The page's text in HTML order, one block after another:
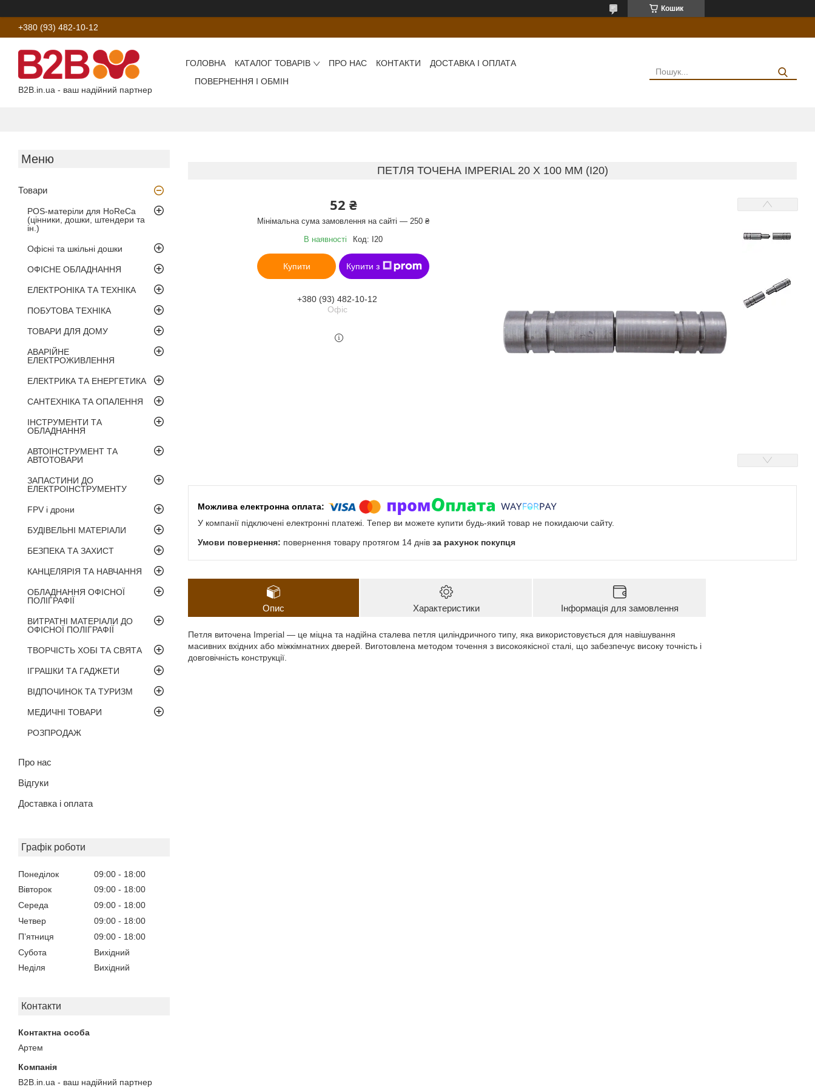
Кошик
+380 (93) 482-10-12
B2B.in.ua - ваш надійний партнер
ГОЛОВНА КАТАЛОГ ТОВАРІВ ПРО НАС КОНТАКТИ
ДОСТАВКА І ОПЛАТА
ПОВЕРНЕННЯ І ОБМІН
Товари
POS-матеріли для HoReCa
(цінники, дошки, штендери та
ін.)
Офісні та шкільні дошки
ОФІСНЕ ОБЛАДНАННЯ
ЕЛЕКТРОНІКА ТА ТЕХНІКА
ПОБУТОВА ТЕХНІКА
ТОВАРИ ДЛЯ ДОМУ
АВАРІЙНЕ
ЕЛЕКТРОЖИВЛЕННЯ
ЕЛЕКТРИКА ТА ЕНЕРГЕТИКА
САНТЕХНІКА ТА ОПАЛЕННЯ
ІНСТРУМЕНТИ ТА
ОБЛАДНАННЯ
АВТОІНСТРУМЕНТ ТА
АВТОТОВАРИ
ЗАПАСТИНИ ДО
ЕЛЕКТРОІНСТРУМЕНТУ
FPV і дрони
БУДІВЕЛЬНІ МАТЕРІАЛИ
БЕЗПЕКА ТА ЗАХИСТ
КАНЦЕЛЯРІЯ ТА НАВЧАННЯ
ОБЛАДНАННЯ ОФІСНОЇ
ПОЛІГРАФІЇ
ВИТРАТНІ МАТЕРІАЛИ ДО
ОФІСНОЇ ПОЛІГРАФІЇ
ТВОРЧІСТЬ ХОБІ ТА СВЯТА
ІГРАШКИ ТА ГАДЖЕТИ
ВІДПОЧИНОК ТА ТУРИЗМ
МЕДИЧНІ ТОВАРИ
РОЗПРОДАЖ
Про нас
Відгуки
Доставка і оплата
Графік роботи
Понеділок 09:00
18:00
Вівторок
09:00
18:00
Середа
09:00
18:00
Четвер
09:00
18:00
Пʼятниця
09:00
18:00
Субота
Вихідний
Неділя
Вихідний
Контакти
Артем
B2B.in.ua - ваш надійний партнер
ПЕТЛЯ ТОЧЕНА IMPERIAL 20 X 100 ММ (I20)
52 ₴
Мінімальна сума замовлення на сайті — 250 ₴
В наявності
Код: I20
Купити Купити з
+380 (93) 482-10-12
Офіс
У компанії підключені електронні платежі. Тепер ви можете купити будь-який товар не покидаючи сайту.
повернення товару протягом 14 днів за рахунок покупця
Опис Характеристики Інформація для замовлення
Петля виточена Imperial — це міцна та надійна сталева петля циліндричного типу, яка використовується для навішування
масивних вхідних або міжкімнатних дверей. Виготовлена методом точення з високоякісної сталі, що забезпечує високу точність і
довговічність конструкції.